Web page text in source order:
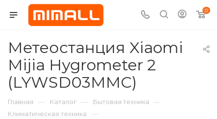
0
Метеостанция Xiaomi
Mijia Hygrometer 2
(LYWSD03MMC)
Главная — Каталог — Бытовая техника —
Климатическая техника —